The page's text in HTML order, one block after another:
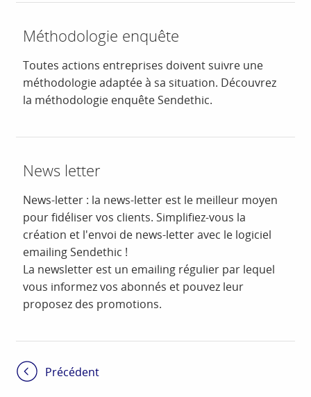
Méthodologie enquête
Toutes actions entreprises doivent suivre une
méthodologie adaptée à sa situation. Découvrez
la méthodologie enquête Sendethic.
News letter
News-letter : la news-letter est le meilleur moyen
pour fidéliser vos clients. Simplifiez-vous la
création et l'envoi de news-letter avec le logiciel
emailing Sendethic !
La newsletter est un emailing régulier par lequel
vous informez vos abonnés et pouvez leur
proposez des promotions.
Précédent